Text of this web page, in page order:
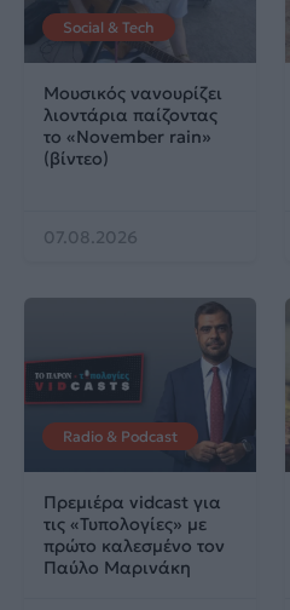
Social & Tech
Μουσικός νανουρίζει
λιοντάρια παίζοντας
το «November rain»
(βίντεο)
07.08.2026
Radio & Podcast
Πρεμιέρα vidcast για
τις «Τυπολογίες» με
πρώτο καλεσμένο τον
Παύλο Μαρινάκη